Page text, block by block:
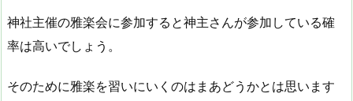
神社主催の雅楽会に参加すると神主さんが参加している確
率は高いでしょう。
そのために雅楽を習いにいくのはまあどうかとは思います